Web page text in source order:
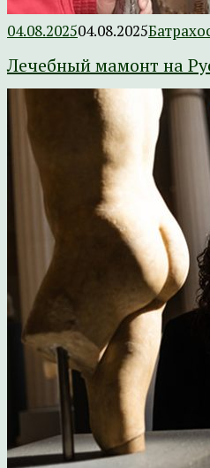
04.08.202504.08.2025
Лечебный мамонт на